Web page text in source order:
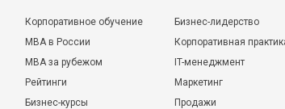
Корпоративное обучение
MBA в России
MBA за рубежом
Рейтинги
Бизнес-курсы
Бизнес-лидерство
Корпоративная
IT-менеджмент
Маркетинг
Продажи